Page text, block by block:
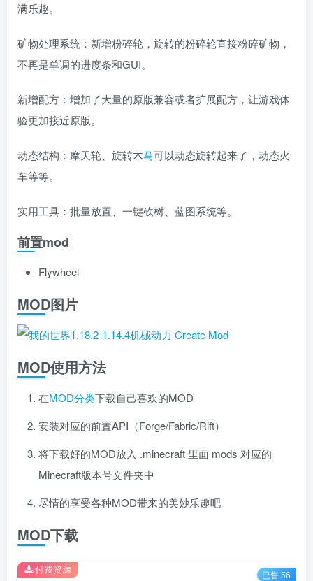
满乐趣。
矿物处理系统：新增粉碎轮，旋转的粉碎轮直接粉碎矿物，
不再是单调的进度条和GUI。
新增配方：增加了大量的原版兼容或者扩展配方，让游戏体
验更加接近原版。
动态结构：摩天轮、旋转木马可以动态旋转起来了，动态火
车等等。
实用工具：批量放置、一键砍树、蓝图系统等。
前置mod
Flywheel
MOD图片
MOD使用方法
在MOD分类下载自己喜欢的MOD
安装对应的前置API（Forge/Fabric/Rift）
将下载好的MOD放入 .minecraft 里面 mods 对应的
Minecraft版本号文件夹中
尽情的享受各种MOD带来的美妙乐趣吧
MOD下载
付费资源 已售 56